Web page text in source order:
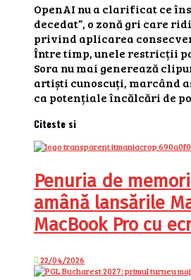
OpenAI nu a clarificat ce
decedat”, o zonă gri care
privind aplicarea
Între timp, unele restricții
Sora nu mai generează
artiști cunoscuți, marcând
ca potențiale încălcări de
Citeste si
Penuria de
amână lansările
MacBook Pro cu
22/04/2026